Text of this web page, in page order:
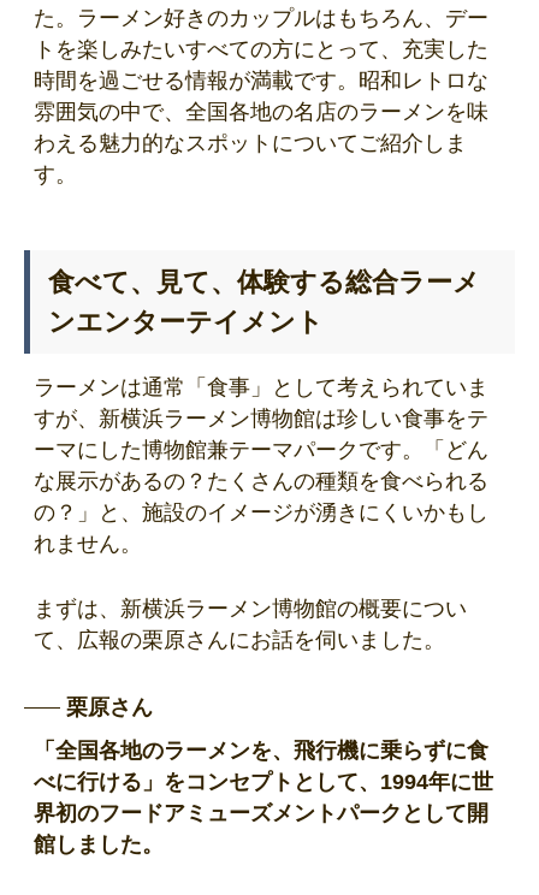
た。ラーメン好きのカップルはもちろん、デー
トを楽しみたいすべての方にとって、充実した
時間を過ごせる情報が満載です。昭和レトロな
雰囲気の中で、全国各地の名店のラーメンを味
わえる魅力的なスポットについてご紹介しま
す。
食べて、見て、体験する総合ラーメ
ンエンターテイメント
ラーメンは通常「食事」として考えられていま
すが、新横浜ラーメン博物館は珍しい食事をテ
ーマにした博物館兼テーマパークです。「どん
な展示があるの？たくさんの種類を食べられる
の？」と、施設のイメージが湧きにくいかもし
れません。
まずは、新横浜ラーメン博物館の概要につい
て、広報の栗原さんにお話を伺いました。
栗原さん
「全国各地のラーメンを、飛行機に乗らずに食
べに行ける」をコンセプトとして、1994年に世
界初のフードアミューズメントパークとして開
館しました。